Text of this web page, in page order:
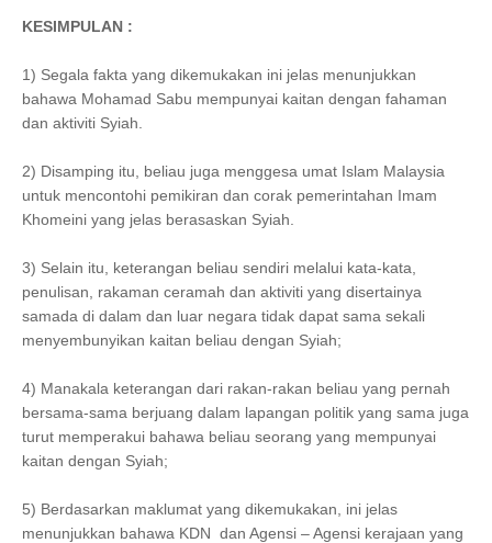
KESIMPULAN :
1) Segala fakta yang dikemukakan ini jelas menunjukkan
bahawa Mohamad Sabu mempunyai kaitan dengan fahaman
dan aktiviti Syiah.
2) Disamping itu, beliau juga menggesa umat Islam Malaysia
untuk mencontohi pemikiran dan corak pemerintahan Imam
Khomeini yang jelas berasaskan Syiah.
3) Selain itu, keterangan beliau sendiri melalui kata-kata,
penulisan, rakaman ceramah dan aktiviti yang disertainya
samada di dalam dan luar negara tidak dapat sama sekali
menyembunyikan kaitan beliau dengan Syiah;
4) Manakala keterangan dari rakan-rakan beliau yang pernah
bersama-sama berjuang dalam lapangan politik yang sama juga
turut memperakui bahawa beliau seorang yang mempunyai
kaitan dengan Syiah;
5) Berdasarkan maklumat yang dikemukakan, ini jelas
menunjukkan bahawa KDN dan Agensi – Agensi kerajaan yang